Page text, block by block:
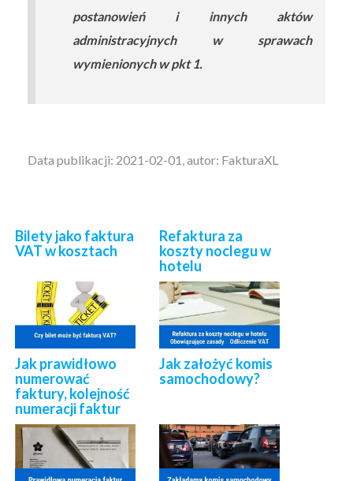
postanowień i innych aktów
administracyjnych w sprawach
wymienionych w pkt 1.
Data publikacji: 2021-02-01, autor: FakturaXL
Bilety jako faktura
VAT w kosztach
Refaktura za
koszty noclegu w
hotelu
Jak prawidłowo
numerować
faktury, kolejność
numeracji faktur
Jak założyć komis
samochodowy?